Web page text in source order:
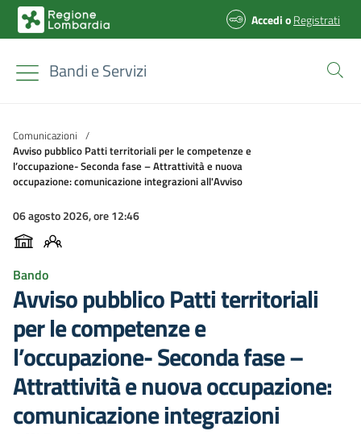
AccedioRegistrati
Bandi e Servizi
Comunicazioni /
Avviso pubblico Patti territoriali per le competenze e
l’occupazione- Seconda fase – Attrattività e nuova
occupazione: comunicazione integrazioni all'Avviso
06 agosto 2026, ore 12:46
Bando
Avviso pubblico Patti territoriali
per le competenze e
l’occupazione- Seconda fase –
Attrattività e nuova occupazione:
comunicazione integrazioni